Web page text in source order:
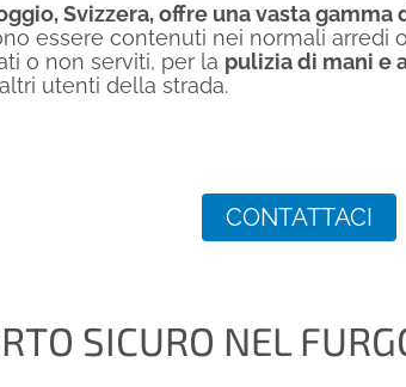
Svizzera, offre una vasta
essere contenuti nei normali arredi
o non serviti, per la pulizia di mani e
utenti della strada.
CONTATTACI
SICURO NEL